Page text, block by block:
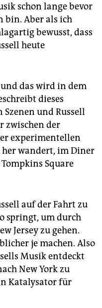
schon lange bevor
bin. Aber als ich
bewusst, dass
heute
das wird in dem
dieses
und Russell
zwischen der
experimentellen
wandert, im Diner
Square
auf der Fahrt zu
springt, um durch
Jersey zu gehen.
je machen. Also
Musik entdeckt
New York zu
Katalysator für